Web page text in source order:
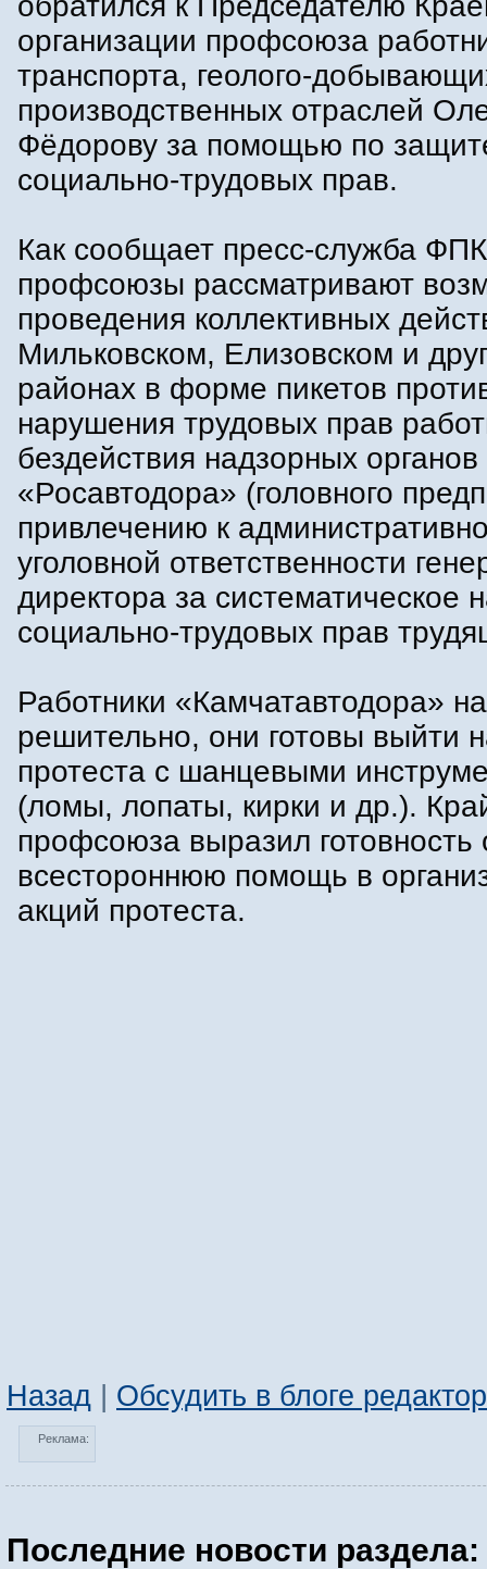
организации профсоюза
транспорта, геолого-
производственных отраслей
Фёдорову за помощью по
социально-трудовых прав.
Как сообщает пресс-служба
профсоюзы рассматривают
проведения коллективных
Мильковском, Елизовском и
районах в форме пикетов
нарушения трудовых прав
бездействия надзорных органов
«Росавтодора» (головного
привлечению к
уголовной ответственности
директора за систематическое
социально-трудовых прав
Работники «Камчатавтодора»
решительно, они готовы выйти
протеста с шанцевыми
(ломы, лопаты, кирки и др.).
профсоюза выразил готовность
всестороннюю помощь в
акций протеста.
Назад | Обсудить в блоге
Реклама:
Последние новости раздела: